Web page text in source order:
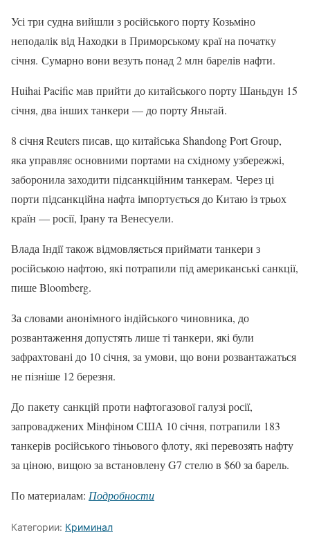
Усі три судна вийшли з російського порту Козьміно
неподалік від Находки в Приморському краї на початку
січня. Сумарно вони везуть понад 2 млн барелів нафти.
Huihai Pacific мав прийти до китайського порту Шаньдун 15
січня, два інших танкери — до порту Яньтай.
8 січня Reuters писав, що китайська Shandong Port Group,
яка управляє основними портами на східному узбережжі,
заборонила заходити підсанкційним танкерам. Через ці
порти підсанкційна нафта імпортується до Китаю із трьох
країн — росії, Ірану та Венесуели.
Влада Індії також відмовляється приймати танкери з
російською нафтою, які потрапили під американські санкції,
пише Bloomberg.
За словами анонімного індійського чиновника, до
розвантаження допустять лише ті танкери, які були
зафрахтовані до 10 січня, за умови, що вони розвантажаться
не пізніше 12 березня.
До пакету санкцій проти нафтогазової галузі росії,
запроваджених Мінфіном США 10 січня, потрапили 183
танкерів російського тіньового флоту, які перевозять нафту
за ціною, вищою за встановлену G7 стелю в $60 за барель.
По материалам: Подробности
Категории: Криминал